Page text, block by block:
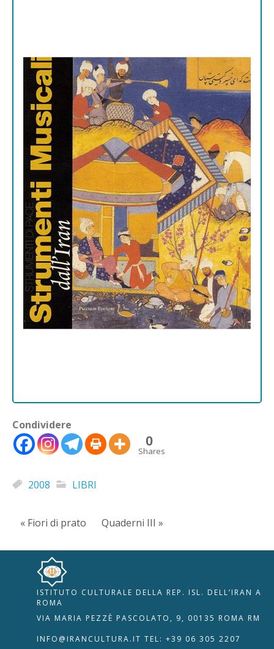
Condividere
0
Shares
2008 LIBRI
« Fiori di prato Quaderni III »
ISTITUTO CULTURALE DELLA REP. ISL. DELL’IRAN A
ROMA
VIA MARIA PEZZÈ PASCOLATO, 9, 00135 ROMA RM
INFO@IRANCULTURA.IT TEL: +39 06 305 2207
RIPRISTINA 🇮🇹 🇬🇧